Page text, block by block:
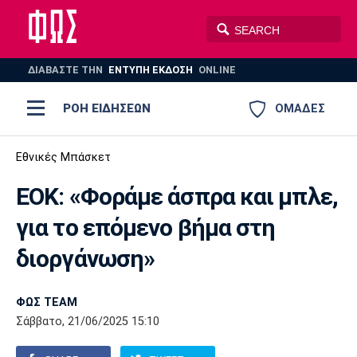
ΔΙΑΒΑΣΤΕ THN ΕΝΤΥΠΗ ΕΚΔΟΣΗ ONLINE
ΟΜΑΔΕΣ
ΡΟΗ ΕΙΔΗΣΕΩΝ
ΠΟΔΟΣΦΑΙΡΟ
ΠΟΛΟ
AUTO-MOTO PLUS
Ποδόσφαιρο
Super League 1
Super League 2
Γ Εθνική
Ελλάδα
Μπάσκετ
Ελλάδα
Εθνική
EuroLeague
Ολυμπιακοί Αγώνες
Βόλεϊ
Πόλο
Ολυμπιακός ΑΕΚ ΠΑΟΚ
Παναθηναϊκός Ατρόμητος
Εθνικές Μπάσκετ
ΕΟΚ: «Φοράμε άσπρα και μπλε,
για το επόμενο βήμα στη
διοργάνωση»
ΦΩΣ TEAM
Σάββατο, 21/06/2025 15:10